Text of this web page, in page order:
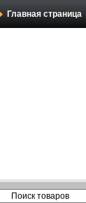
Главная страница